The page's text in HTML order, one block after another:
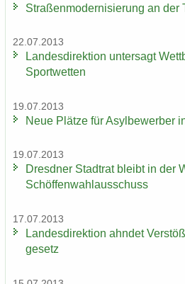
Stra­ßen­mo­der­ni­sie­rung an der
22.07.2013
Lan­des­di­rek­ti­on un­ter­sagt
Sport­wet­ten
19.07.2013
Neue Plät­ze für Asyl­be­wer­ber
19.07.2013
Dresd­ner Stadt­rat bleibt in der
Schöf­fen­wahl­aus­schuss
17.07.2013
Lan­des­di­rek­ti­on ahn­det
ge­setz